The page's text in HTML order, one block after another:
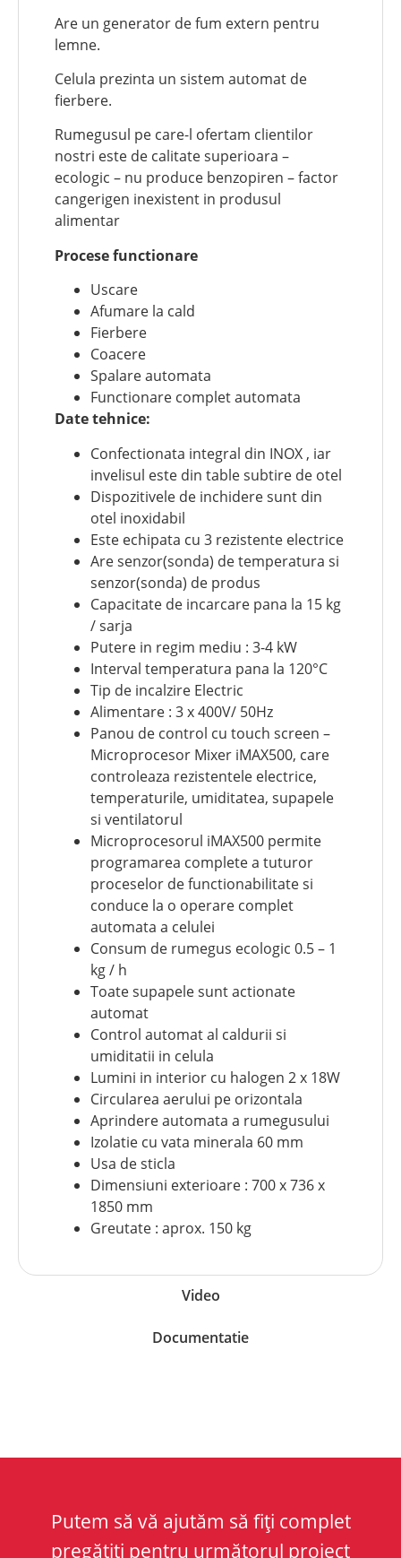
Video
Documentatie
Are un generator de fum extern pentru
lemne.
Celula prezinta un sistem automat de
fierbere.
Rumegusul pe care-l ofertam clientilor
nostri este de calitate superioara –
ecologic – nu produce benzopiren – factor
cangerigen inexistent in produsul
alimentar
Procese functionare
Uscare
Afumare la cald
Fierbere
Coacere
Spalare automata
Functionare complet automata
Date tehnice:
Confectionata integral din INOX , iar
invelisul este din table subtire de otel
Dispozitivele de inchidere sunt din
otel inoxidabil
Este echipata cu 3 rezistente electrice
Are senzor(sonda) de temperatura si
senzor(sonda) de produs
Capacitate de incarcare pana la 15 kg
/ sarja
Putere in regim mediu : 3-4 kW
Interval temperatura pana la 120°C
Tip de incalzire Electric
Alimentare : 3 x 400V/ 50Hz
Panou de control cu touch screen –
Microprocesor Mixer iMAX500, care
controleaza rezistentele electrice,
temperaturile, umiditatea, supapele
si ventilatorul
Microprocesorul iMAX500 permite
programarea complete a tuturor
proceselor de functionabilitate si
conduce la o operare complet
automata a celulei
Consum de rumegus ecologic 0.5 – 1
kg / h
Toate supapele sunt actionate
automat
Control automat al caldurii si
umiditatii in celula
Lumini in interior cu halogen 2 x 18W
Circularea aerului pe orizontala
Aprindere automata a rumegusului
Izolatie cu vata minerala 60 mm
Usa de sticla
Dimensiuni exterioare : 700 x 736 x
1850 mm
Greutate : aprox. 150 kg
Putem să vă ajutăm să fiți complet
pregătiti pentru următorul proiect